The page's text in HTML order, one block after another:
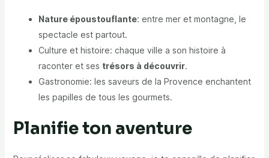
Nature époustouflante: entre mer et montagne, le
spectacle est partout.
Culture et histoire: chaque ville a son histoire à
raconter et ses trésors à découvrir.
Gastronomie: les saveurs de la Provence enchantent
les papilles de tous les gourmets.
Planifie ton aventure